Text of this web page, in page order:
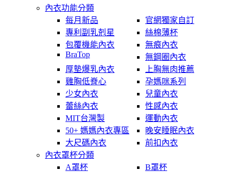
內衣功能分類
每月新品
官網獨家自訂
專利副乳剋星
絲棉薄杯
包覆機能內衣
無痕內衣
BraTop
無鋼圈內衣
厚墊爆乳內衣
上胸無肉推薦
雞胸低脊心
孕媽咪系列
少女內衣
兒童內衣
蕾絲內衣
性感內衣
MIT台灣製
運動內衣
50+ 媽媽內衣專區
晚安睡眠內衣
大尺碼內衣
前扣內衣
內衣罩杯分類
A罩杯
B罩杯